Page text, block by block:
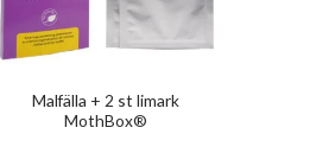
Malfälla + 2 st limark
MothBox®